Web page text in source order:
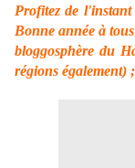
Profitez de l'instant
Bonne année à
bloggosphère du
régions également)